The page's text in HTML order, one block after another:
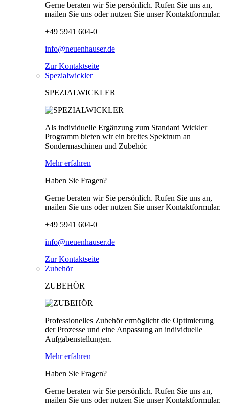
Gerne beraten wir Sie persönlich. Rufen Sie uns an,
mailen Sie uns oder nutzen Sie unser Kontaktformular.
+49 5941 604-0
info@neuenhauser.de
Zur Kontaktseite
Spezialwickler
SPEZIALWICKLER
Als individuelle Ergänzung zum Standard Wickler
Programm bieten wir ein breites Spektrum an
Sondermaschinen und Zubehör.
Mehr erfahren
Haben Sie Fragen?
Gerne beraten wir Sie persönlich. Rufen Sie uns an,
mailen Sie uns oder nutzen Sie unser Kontaktformular.
+49 5941 604-0
info@neuenhauser.de
Zur Kontaktseite
Zubehör
ZUBEHÖR
Professionelles Zubehör ermöglicht die Optimierung
der Prozesse und eine Anpassung an individuelle
Aufgabenstellungen.
Mehr erfahren
Haben Sie Fragen?
Gerne beraten wir Sie persönlich. Rufen Sie uns an,
mailen Sie uns oder nutzen Sie unser Kontaktformular.